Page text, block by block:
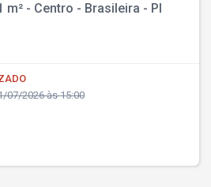
m² - Centro - Brasileira - PI
07/2026 às 15:00